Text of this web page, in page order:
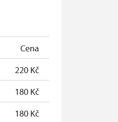
Cena
220 Kč
180 Kč
180 Kč